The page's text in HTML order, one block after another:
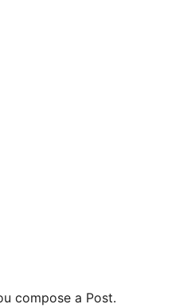
compose a Post.